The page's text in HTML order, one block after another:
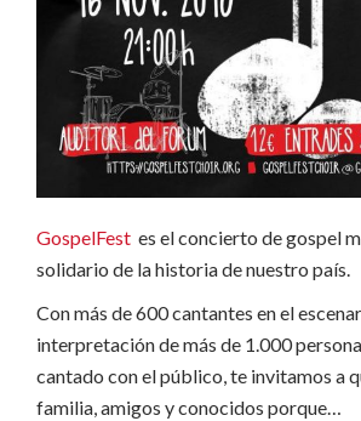
GospelFest es el concierto de gospel
solidario de la historia de nuestro país.
Con más de 600 cantantes en el
interpretación de más de 1.000
cantado con el público, te invitamos a
familia, amigos y conocidos porque…